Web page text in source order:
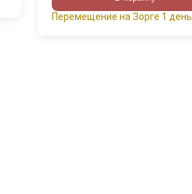
Перемещение на Зорге 1 день